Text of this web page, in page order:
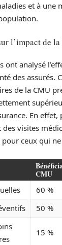
et à une
l’impact de
ont analysé
des assurés.
de la CMU
En
visites
ceux qui
CMU
60 %
50 %
15 %